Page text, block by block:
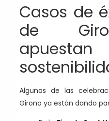
Casos de
de
Algunas de las
Girona ya están dando